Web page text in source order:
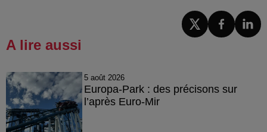
A lire aussi
5 août 2026
Europa-Park : des précisons sur
l’après Euro-Mir